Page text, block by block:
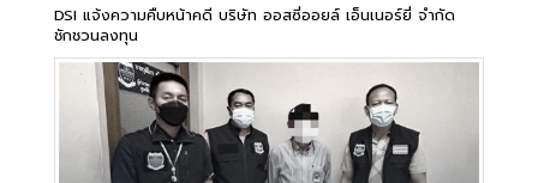
DSI แจ้งความคืบหน้าคดี บริษัท ออสซี่ออยล์ เอ็นเนอร์ยี่ จำกัด
ชักชวนลงทุน